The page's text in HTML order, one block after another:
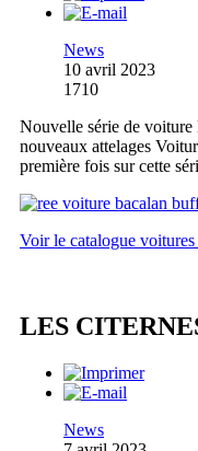
News
10 avril 2023
1710
Nouvelle série de
nouveaux attelages
première fois sur cette
Voir le catalogue
LES
News